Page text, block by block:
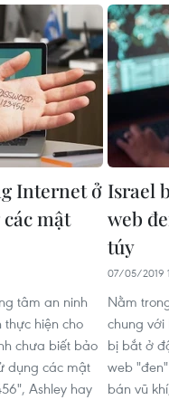
Internet ở
mật
tâm an ninh
hiện cho
chưa biết bảo
dụng các mật
Ashley hay
Israel
web
túy
07/05/2019
Nằm
chung với
bị bắt ở
web
bán vũ